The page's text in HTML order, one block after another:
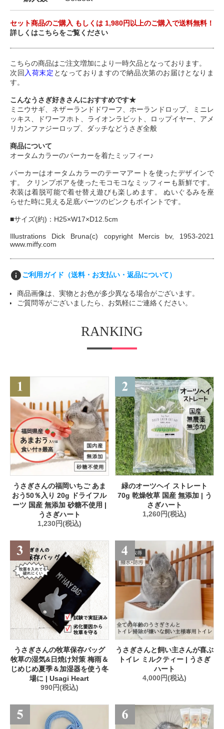
セット商品のご購入 もしくは 1,980円以上のご購入で送料無料！
詳しくはこちらをご覧ください
こちらの商品はご注文増加により一時欠品となっております。
次回 入荷末定 となっておりますので納品次第のお届けとなりま
す。
こんなうさぎ好きさんにおすすめです★
ミニウサギ、ネザーランドドワーフ、ホーランドロップ、ミニレ
ッキス、ドワーフホト、ライオンラビット、ロップイヤー、アメ
リカンファジーロップ、ダッチなどうさぎ全般
商品について
オータムカラーのパーカーを着たミッフィー♪
パーカーはオータムカラーのテーマアートを使ったデザインで
す。 クリンプボアを使ったモコモコなミッフィーも新鮮です。
衣装は着脱可能で着せ替え遊びも楽しめます。 ぬいぐるみを座
らせた時に見える足底パーツのピンクもポイントです。
■サイズ(約)：H25×W17×D12.5cm
Illustrations Dick Bruna(c) copyright Mercis bv, 1953-2021
www.miffy.com
infoご利用ガイド（送料・お支払い・返品について）
商品画像は、実物とお色が多少異なる場合がございます。
ご質問等がございましたら、お気軽にご連絡ください。
RANKING
うさぎさんの福岡いちご あま
おう50％入り 20g ドライフル
ーツ 国産 無添加 砂糖不使用 |
うさぎハート
1,230円(税込)
緑のオーツヘイ ストレート
70g 乾燥牧草 国産 無添加 | う
さぎハート
1,260円(税込)
うさぎさんの牧草保存バッグ
牧草の湿気&日焼け対策 梅雨＆
じめじめ夏季＆加湿器を使う冬
場に | Usagi Heart
990円(税込)
うさぎさんと飼い主さんが喜ぶ
トイレ ミルクティー | うさぎ
ハート
4,000円(税込)